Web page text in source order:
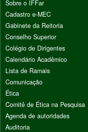
Sobre o IFFar
Cadastro e-MEC
Gabinete da Reitoria
Conselho Superior
Colégio de Dirigentes
Calendário Acadêmico
Lista de Ramais
Comunicação
Ética
Comitê de Ética na Pesquisa
Agenda de autoridades
Auditoria